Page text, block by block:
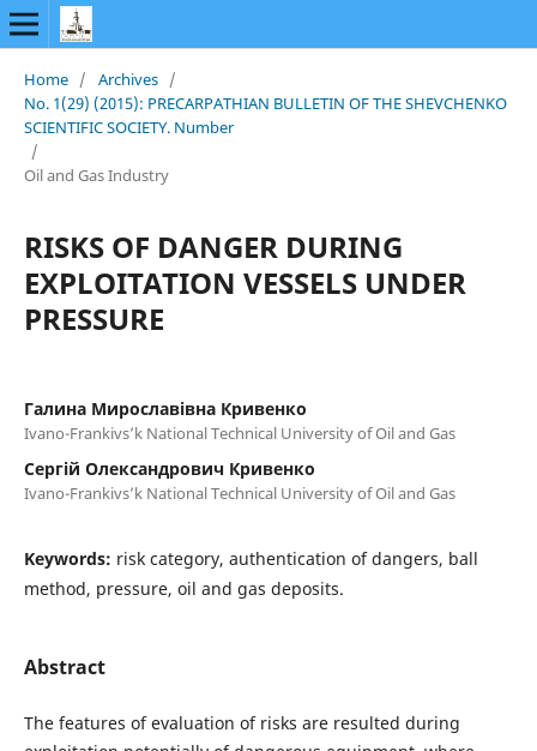
Home / Archives /
No. 1(29) (2015): PRECARPATHIAN BULLETIN OF THE SHEVCHENKO
SCIENTIFIC SOCIETY. Number
/
Oil and Gas Industry
RISKS OF DANGER DURING
EXPLOITATION VESSELS UNDER
PRESSURE
Галина Мирославівна Кривенко
Ivano-Frankivs’k National Technical University of Oil and Gas
Сергій Олександрович Кривенко
Ivano-Frankivs’k National Technical University of Oil and Gas
Keywords: risk category, authentication of dangers, ball
method, pressure, oil and gas deposits.
Abstract
The features of evaluation of risks are resulted during